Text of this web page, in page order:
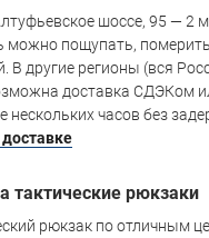
шоссе, 95 — 2
можно пощупать,
В другие регионы (вся
доставка СДЭКом
нескольких часов без
тактические рюкзаки
рюкзак по отличным